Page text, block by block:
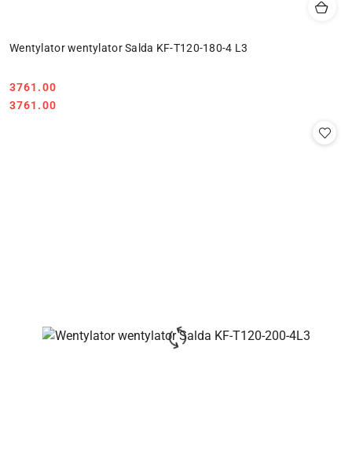
Wentylator wentylator Salda KF-T120-180-4 L3
Cena:
3761.00
Cena:
3761.00